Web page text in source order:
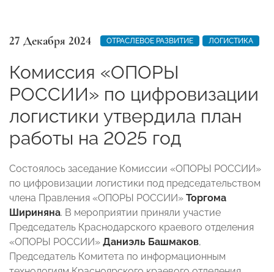
27 Декабря 2024 ОТРАСЛЕВОЕ РАЗВИТИЕ ЛОГИСТИКА
Комиссия «ОПОРЫ
РОССИИ» по цифровизации
логистики утвердила план
работы на 2025 год
Состоялось заседание Комиссии «ОПОРЫ РОССИИ»
по цифровизации логистики под председательством
члена Правления «ОПОРЫ РОССИИ» Торгома
Шириняна. В мероприятии приняли участие
Председатель Краснодарского краевого отделения
«ОПОРЫ РОССИИ» Даниэль Башмаков,
Председатель Комитета по информационным